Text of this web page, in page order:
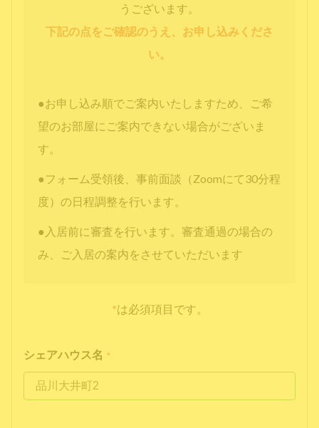
うございます。
下記の点をご確認のうえ、お申し込みくださ
い。
●お申し込み順でご案内いたしますため、ご希
望のお部屋にご案内できない場合がございま
す。
●フォーム受領後、事前面談（Zoomにて30分程
度）の日程調整を行います。
●入居前に審査を行います。審査通過の場合の
み、ご入居の案内をさせていただいます
*は必須項目です。
シェアハウス名 *